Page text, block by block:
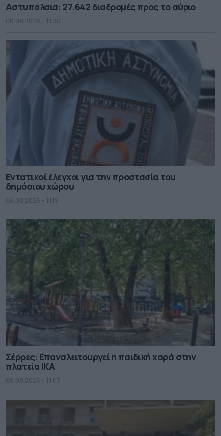
Αστυπάλαια: 27.642 διαδρομές προς το αύριο
06.08.2026 - 11.30
Εντατικοί έλεγχοι για την προστασία του
δημόσιου χώρου
06.08.2026 - 11.19
Σέρρες: Επαναλειτουργεί η παιδική χαρά στην
πλατεία ΙΚΑ
06.08.2026 - 11.07